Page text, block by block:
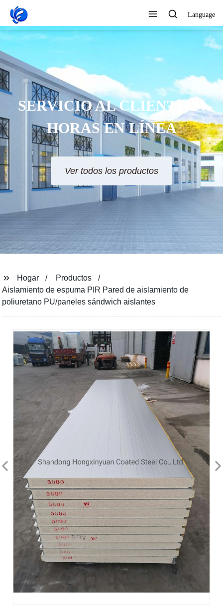
Language
SERVICIO AL CLIENTE 24
HORAS EN LÍNEA
Ver todos los productos
Hogar
Productos
Aislamiento de espuma PIR Pared de aislamiento de
poliuretano PU/paneles sándwich aislantes